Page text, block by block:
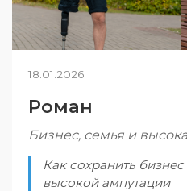
18.01.2026
Роман
Бизнес, семья и
Как сохранить
высокой ампутации